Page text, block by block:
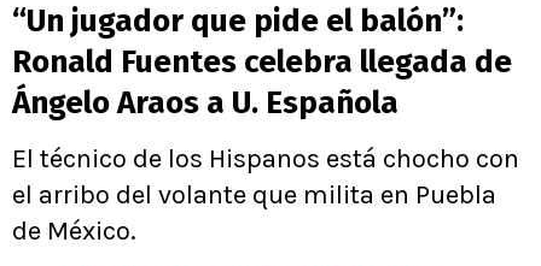
“Un jugador que pide el balón”:
Ronald Fuentes celebra llegada de
Ángelo Araos a U. Española
El técnico de los Hispanos está chocho con
el arribo del volante que milita en Puebla
de México.